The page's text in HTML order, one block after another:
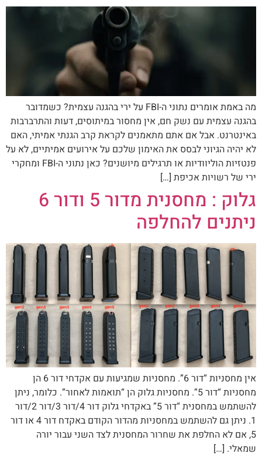
מה באמת אומרים נתוני ה-FBI על ירי בהגנה עצמית? כשמדובר
בהגנה עצמית עם נשק חם, אין מחסור במיתוסים, דעות והתרברבות
באינטרנט. אבל אם אתם מתאמנים לקראת קרב הגנתי אמיתי, האם
לא יהיה הגיוני לבסס את האימון שלכם על אירועים אמיתיים, לא על
פנטזיות הוליוודיות או תרגילים מיושנים? כאן נתוני ה-FBI ומחקרי
ירי של רשויות אכיפת […]
גלוק : מחסנית מדור 5 ודור 6
ניתנים להחלפה
אין מחסניות “דור 6”. מחסניות שמגיעות עם אקדחי דור 6 הן
מחסניות “דור 5”. מחסניות גלוק הן “תואמות לאחור”. כלומר, ניתן
להשתמש במחסנית “דור 5” באקדחי גלוק דור 4/דור 3/דור 2/דור
1. ניתן גם להשתמש במחסניות מהדור הקודם באקדח דור 4 או דור
5, אם לא החלפת את שחרור המחסנית לצד השני עבור יורה
שמאלי. […]